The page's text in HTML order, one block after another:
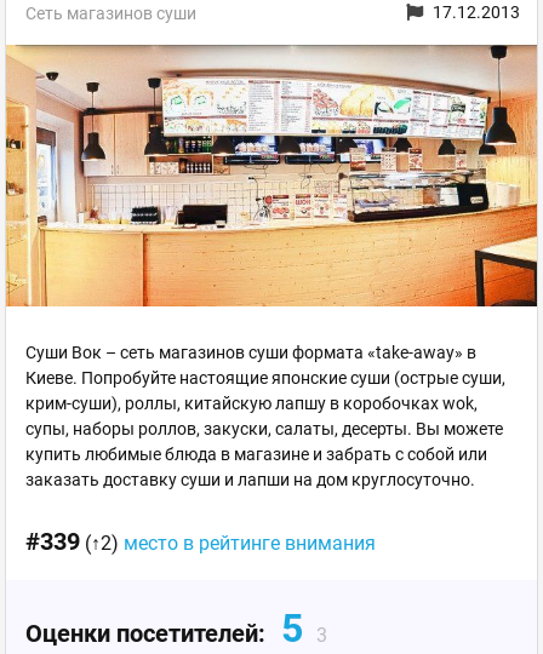
Сеть магазинов суши
17.12.2013
Суши Вок – сеть магазинов суши формата «take-away» в
Киеве. Попробуйте настоящие японские суши (острые суши,
крим-суши), роллы, китайскую лапшу в коробочках wok,
супы, наборы роллов, закуски, салаты, десерты. Вы можете
купить любимые блюда в магазине и забрать с собой или
заказать доставку суши и лапши на дом круглосуточно.
#339 (↑2) место в рейтинге внимания
Оценки посетителей: 5 3